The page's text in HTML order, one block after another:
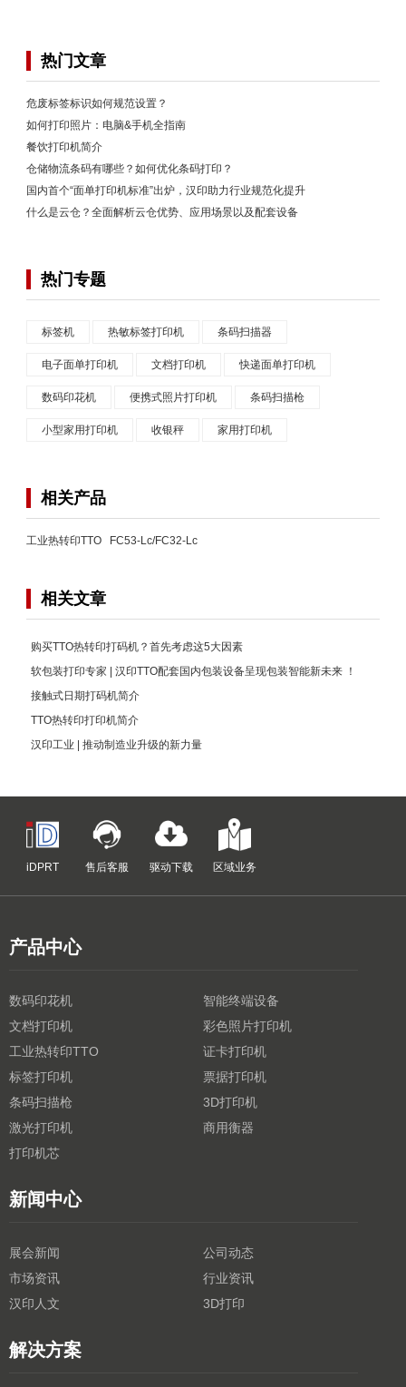
热门文章
危废标签标识如何规范设置？
如何打印照片：电脑&手机全指南
餐饮打印机简介
仓储物流条码有哪些？如何优化条码打印？
国内首个“面单打印机标准”出炉，汉印助力行业规范化提升
什么是云仓？全面解析云仓优势、应用场景以及配套设备
热门专题
标签机 热敏标签打印机 条码扫描器
电子面单打印机 文档打印机 快递面单打印机
数码印花机 便携式照片打印机 条码扫描枪
小型家用打印机 收银秤 家用打印机
相关产品
工业热转印TTO FC53-Lc/FC32-Lc
相关文章
购买TTO热转印打码机？首先考虑这5大因素
软包装打印专家 | 汉印TTO配套国内包装设备呈现包装智能新未来 ！
接触式日期打码机简介
TTO热转印打印机简介
汉印工业 | 推动制造业升级的新力量
iDPRT 售后客服 驱动下载 区域业务
产品中心
数码印花机
智能终端设备
文档打印机
彩色照片打印机
工业热转印TTO
证卡打印机
标签打印机
票据打印机
条码扫描枪
3D打印机
激光打印机
商用衡器
打印机芯
新闻中心
展会新闻
公司动态
市场资讯
行业资讯
汉印人文
3D打印
解决方案